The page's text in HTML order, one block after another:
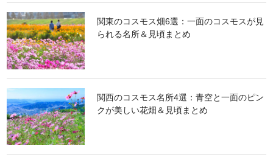
関東のコスモス畑6選：一面のコスモスが見
られる名所＆見頃まとめ
関西のコスモス名所4選：青空と一面のピン
クが美しい花畑＆見頃まとめ